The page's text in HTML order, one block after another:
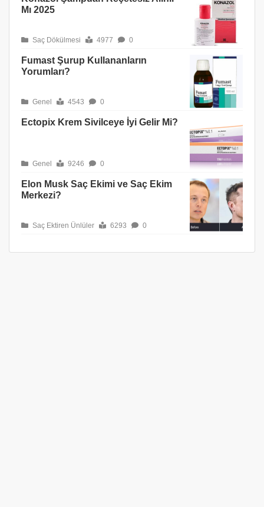
Mı 2025
Saç Dökülmesi 4977 0
Fumast Şurup Kullananların
Yorumları?
Genel 4543 0
Ectopix Krem Sivilceye İyi Gelir Mi?
Genel 9246 0
Elon Musk Saç Ekimi ve Saç Ekim
Merkezi?
Saç Ektiren Ünlüler 6293 0